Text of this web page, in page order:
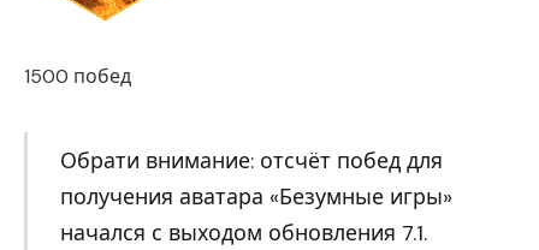
1500 побед
Обрати внимание: отсчёт побед для
получения аватара «Безумные игры»
начался с выходом обновления 7.1.